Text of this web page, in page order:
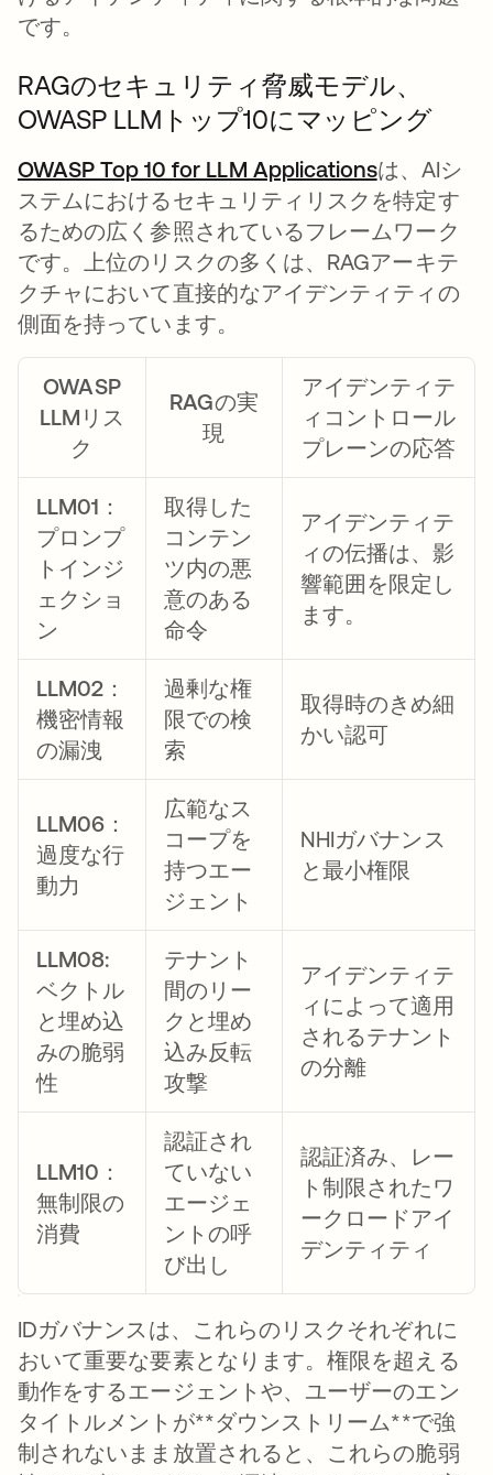
です。
RAGのセキュリティ脅威モデル、
OWASP LLMトップ10にマッピング
OWASP Top 10 for LLM Applications新しいタ
は、AIシ
ステムにおけるセキュリティリスクを特定す
るための広く参照されているフレームワーク
です。上位のリスクの多くは、RAGアーキテ
クチャにおいて直接的なアイデンティティの
側面を持っています。
OWASP
LLMリス
ク
RAGの実
現
アイデンティテ
ィコントロール
プレーンの応答
LLM01：
プロンプ
トインジ
ェクショ
ン
取得した
コンテン
ツ内の悪
意のある
命令
アイデンティテ
ィの伝播は、影
響範囲を限定し
ます。
LLM02：
機密情報
の漏洩
過剰な権
限での検
索
取得時のきめ細
かい認可
LLM06：
過度な行
動力
広範なス
コープを
持つエー
ジェント
NHIガバナンス
と最小権限
LLM08:
ベクトル
と埋め込
みの脆弱
性
テナント
間のリー
クと埋め
込み反転
攻撃
アイデンティテ
ィによって適用
されるテナント
の分離
LLM10：
無制限の
消費
認証され
ていない
エージェ
ントの呼
び出し
認証済み、レー
ト制限されたワ
ークロードアイ
デンティティ
IDガバナンスは、これらのリスクそれぞれに
おいて重要な要素となります。権限を超える
動作をするエージェントや、ユーザーのエン
タイトルメントが**ダウンストリーム**で強
制されないまま放置されると、これらの脆弱